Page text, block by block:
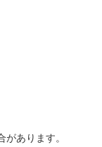
あります。